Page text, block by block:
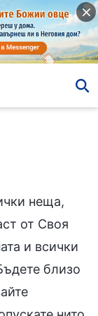
неща,
от Своя
и всички
близо